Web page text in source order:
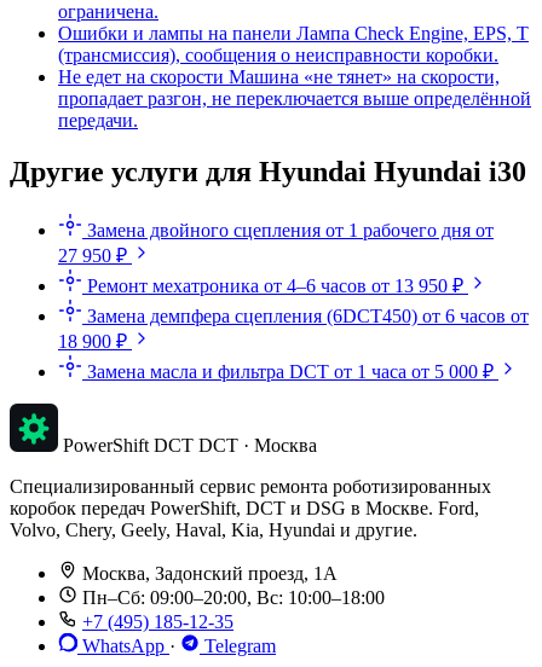
ограничена.
Ошибки и лампы на панели Лампа Check Engine, EPS, T
(трансмиссия), сообщения о неисправности коробки.
Не едет на скорости Машина «не тянет» на скорости,
пропадает разгон, не переключается выше определённой
передачи.
Другие услуги для Hyundai Hyundai i30
Замена двойного сцепления от 1 рабочего дня от
27 950 ₽
Ремонт мехатроника от 4–6 часов от 13 950 ₽
Замена демпфера сцепления (6DCT450) от 6 часов от
18 900 ₽
Замена масла и фильтра DCT от 1 часа от 5 000 ₽
PowerShift DCT DCT · Москва
Специализированный сервис ремонта роботизированных
коробок передач PowerShift, DCT и DSG в Москве. Ford,
Volvo, Chery, Geely, Haval, Kia, Hyundai и другие.
Москва, Задонский проезд, 1А
Пн–Сб: 09:00–20:00, Вс: 10:00–18:00
+7 (495) 185-12-35
WhatsApp ·
Telegram